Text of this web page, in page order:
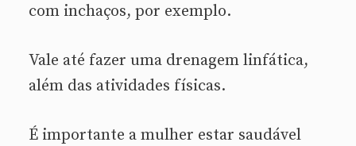
com inchaços, por exemplo.
Vale até fazer uma drenagem linfática,
além das atividades físicas.
É importante a mulher estar saudável